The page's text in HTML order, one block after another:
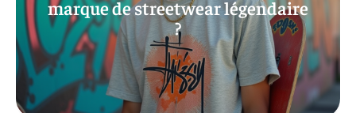
marque de streetwear légendaire
?